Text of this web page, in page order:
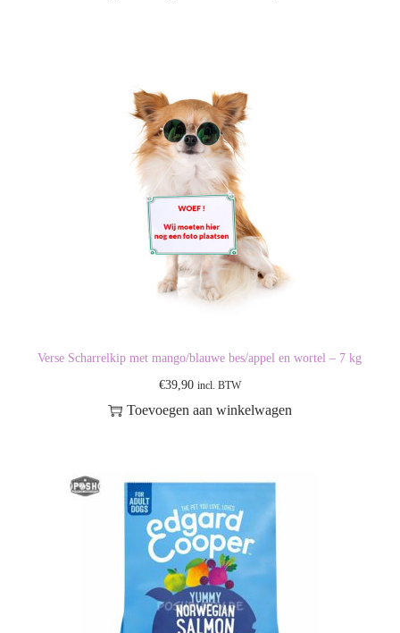
Verse Scharrelkip met mango/blauwe bes/appel en wortel – 7 kg
€39,90 incl. BTW
Toevoegen aan winkelwagen